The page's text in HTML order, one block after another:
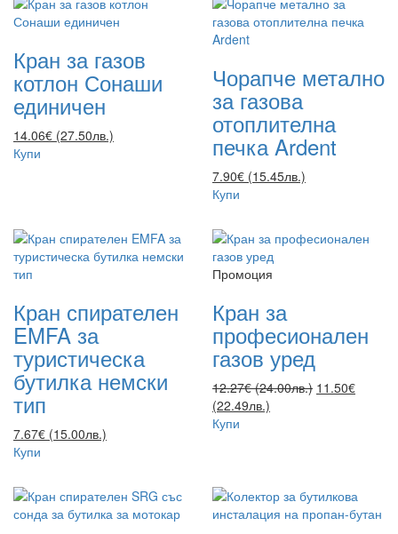
Кран за газов
котлон Сонаши
единичен
14.06€ (27.50лв.)
Купи
Чорапче метално
за газова
отоплителна
печка Ardent
7.90€ (15.45лв.)
Купи
Кран спирателен
EMFA за
туристическа
бутилка немски
тип
7.67€ (15.00лв.)
Купи
Промоция
Кран за
професионален
газов уред
12.27€ (24.00лв.) 11.50€
(22.49лв.)
Купи